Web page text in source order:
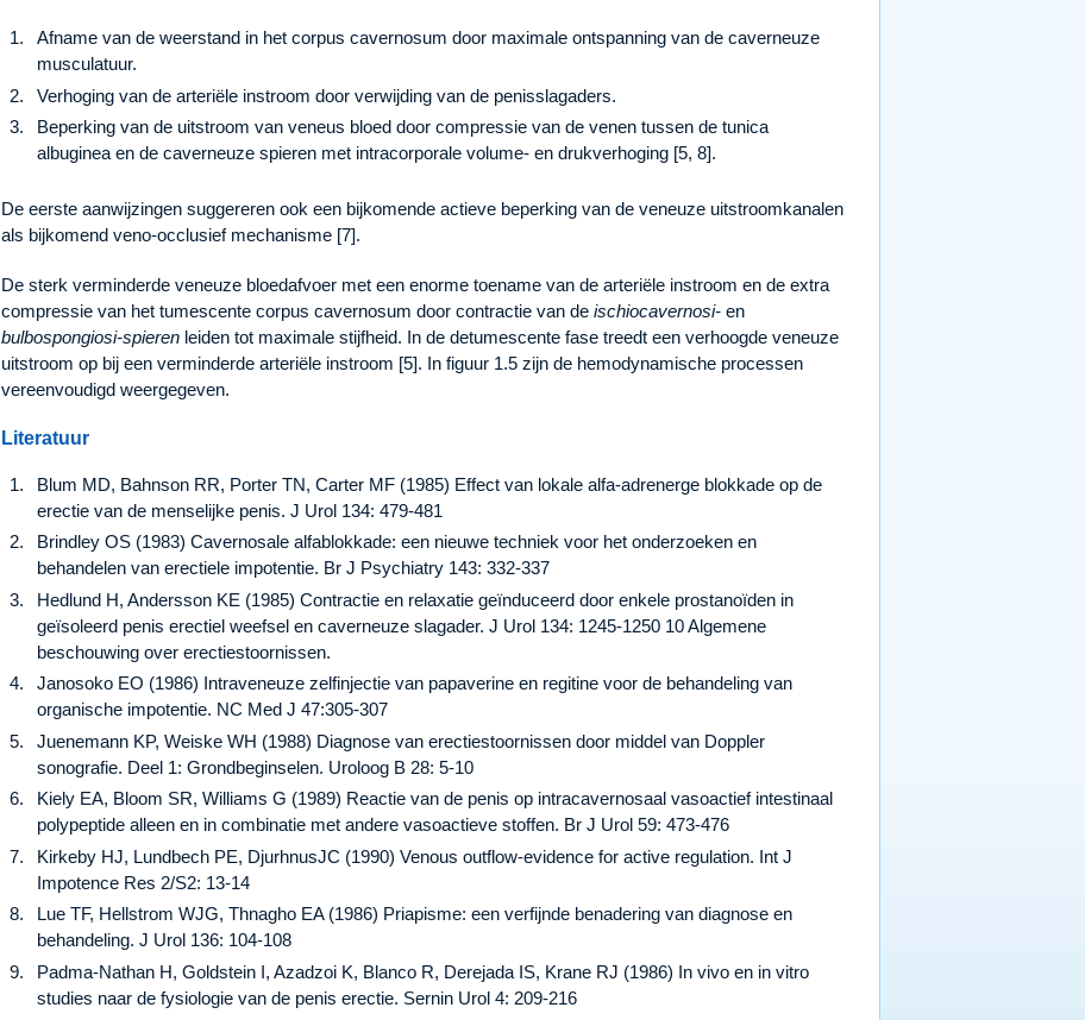
Afname van de weerstand in het corpus cavernosum door maximale ontspanning van de caverneuze
musculatuur.
Verhoging van de arteriële instroom door verwijding van de penisslagaders.
Beperking van de uitstroom van veneus bloed door compressie van de venen tussen de tunica
albuginea en de caverneuze spieren met intracorporale volume- en drukverhoging [5, 8].
De eerste aanwijzingen suggereren ook een bijkomende actieve beperking van de veneuze uitstroomkanalen
als bijkomend veno-occlusief mechanisme [7].
De sterk verminderde veneuze bloedafvoer met een enorme toename van de arteriële instroom en de extra
compressie van het tumescente corpus cavernosum door contractie van de ischiocavernosi- en
bulbospongiosi-spieren leiden tot maximale stijfheid. In de detumescente fase treedt een verhoogde veneuze
uitstroom op bij een verminderde arteriële instroom [5]. In figuur 1.5 zijn de hemodynamische processen
vereenvoudigd weergegeven.
Literatuur
Blum MD, Bahnson RR, Porter TN, Carter MF (1985) Effect van lokale alfa-adrenerge blokkade op de
erectie van de menselijke penis. J Urol 134: 479-481
Brindley OS (1983) Cavernosale alfablokkade: een nieuwe techniek voor het onderzoeken en
behandelen van erectiele impotentie. Br J Psychiatry 143: 332-337
Hedlund H, Andersson KE (1985) Contractie en relaxatie geïnduceerd door enkele prostanoïden in
geïsoleerd penis erectiel weefsel en caverneuze slagader. J Urol 134: 1245-1250 10 Algemene
beschouwing over erectiestoornissen.
Janosoko EO (1986) Intraveneuze zelfinjectie van papaverine en regitine voor de behandeling van
organische impotentie. NC Med J 47:305-307
Juenemann KP, Weiske WH (1988) Diagnose van erectiestoornissen door middel van Doppler
sonografie. Deel 1: Grondbeginselen. Uroloog B 28: 5-10
Kiely EA, Bloom SR, Williams G (1989) Reactie van de penis op intracavernosaal vasoactief intestinaal
polypeptide alleen en in combinatie met andere vasoactieve stoffen. Br J Urol 59: 473-476
Kirkeby HJ, Lundbech PE, DjurhnusJC (1990) Venous outflow-evidence for active regulation. Int J
Impotence Res 2/S2: 13-14
Lue TF, Hellstrom WJG, Thnagho EA (1986) Priapisme: een verfijnde benadering van diagnose en
behandeling. J Urol 136: 104-108
Padma-Nathan H, Goldstein I, Azadzoi K, Blanco R, Derejada IS, Krane RJ (1986) In vivo en in vitro
studies naar de fysiologie van de penis erectie. Sernin Urol 4: 209-216